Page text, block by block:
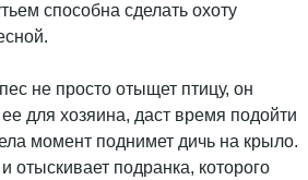
способна сделать охоту
не просто отыщет птицу, он
для хозяина, даст время подойти
момент поднимет дичь на крыло.
отыскивает подранка, которого